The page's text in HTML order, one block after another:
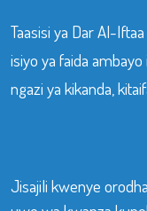
Taasisi ya Dar Al-
isiyo ya faida
ngazi ya kikanda,
Jisajili kwenye